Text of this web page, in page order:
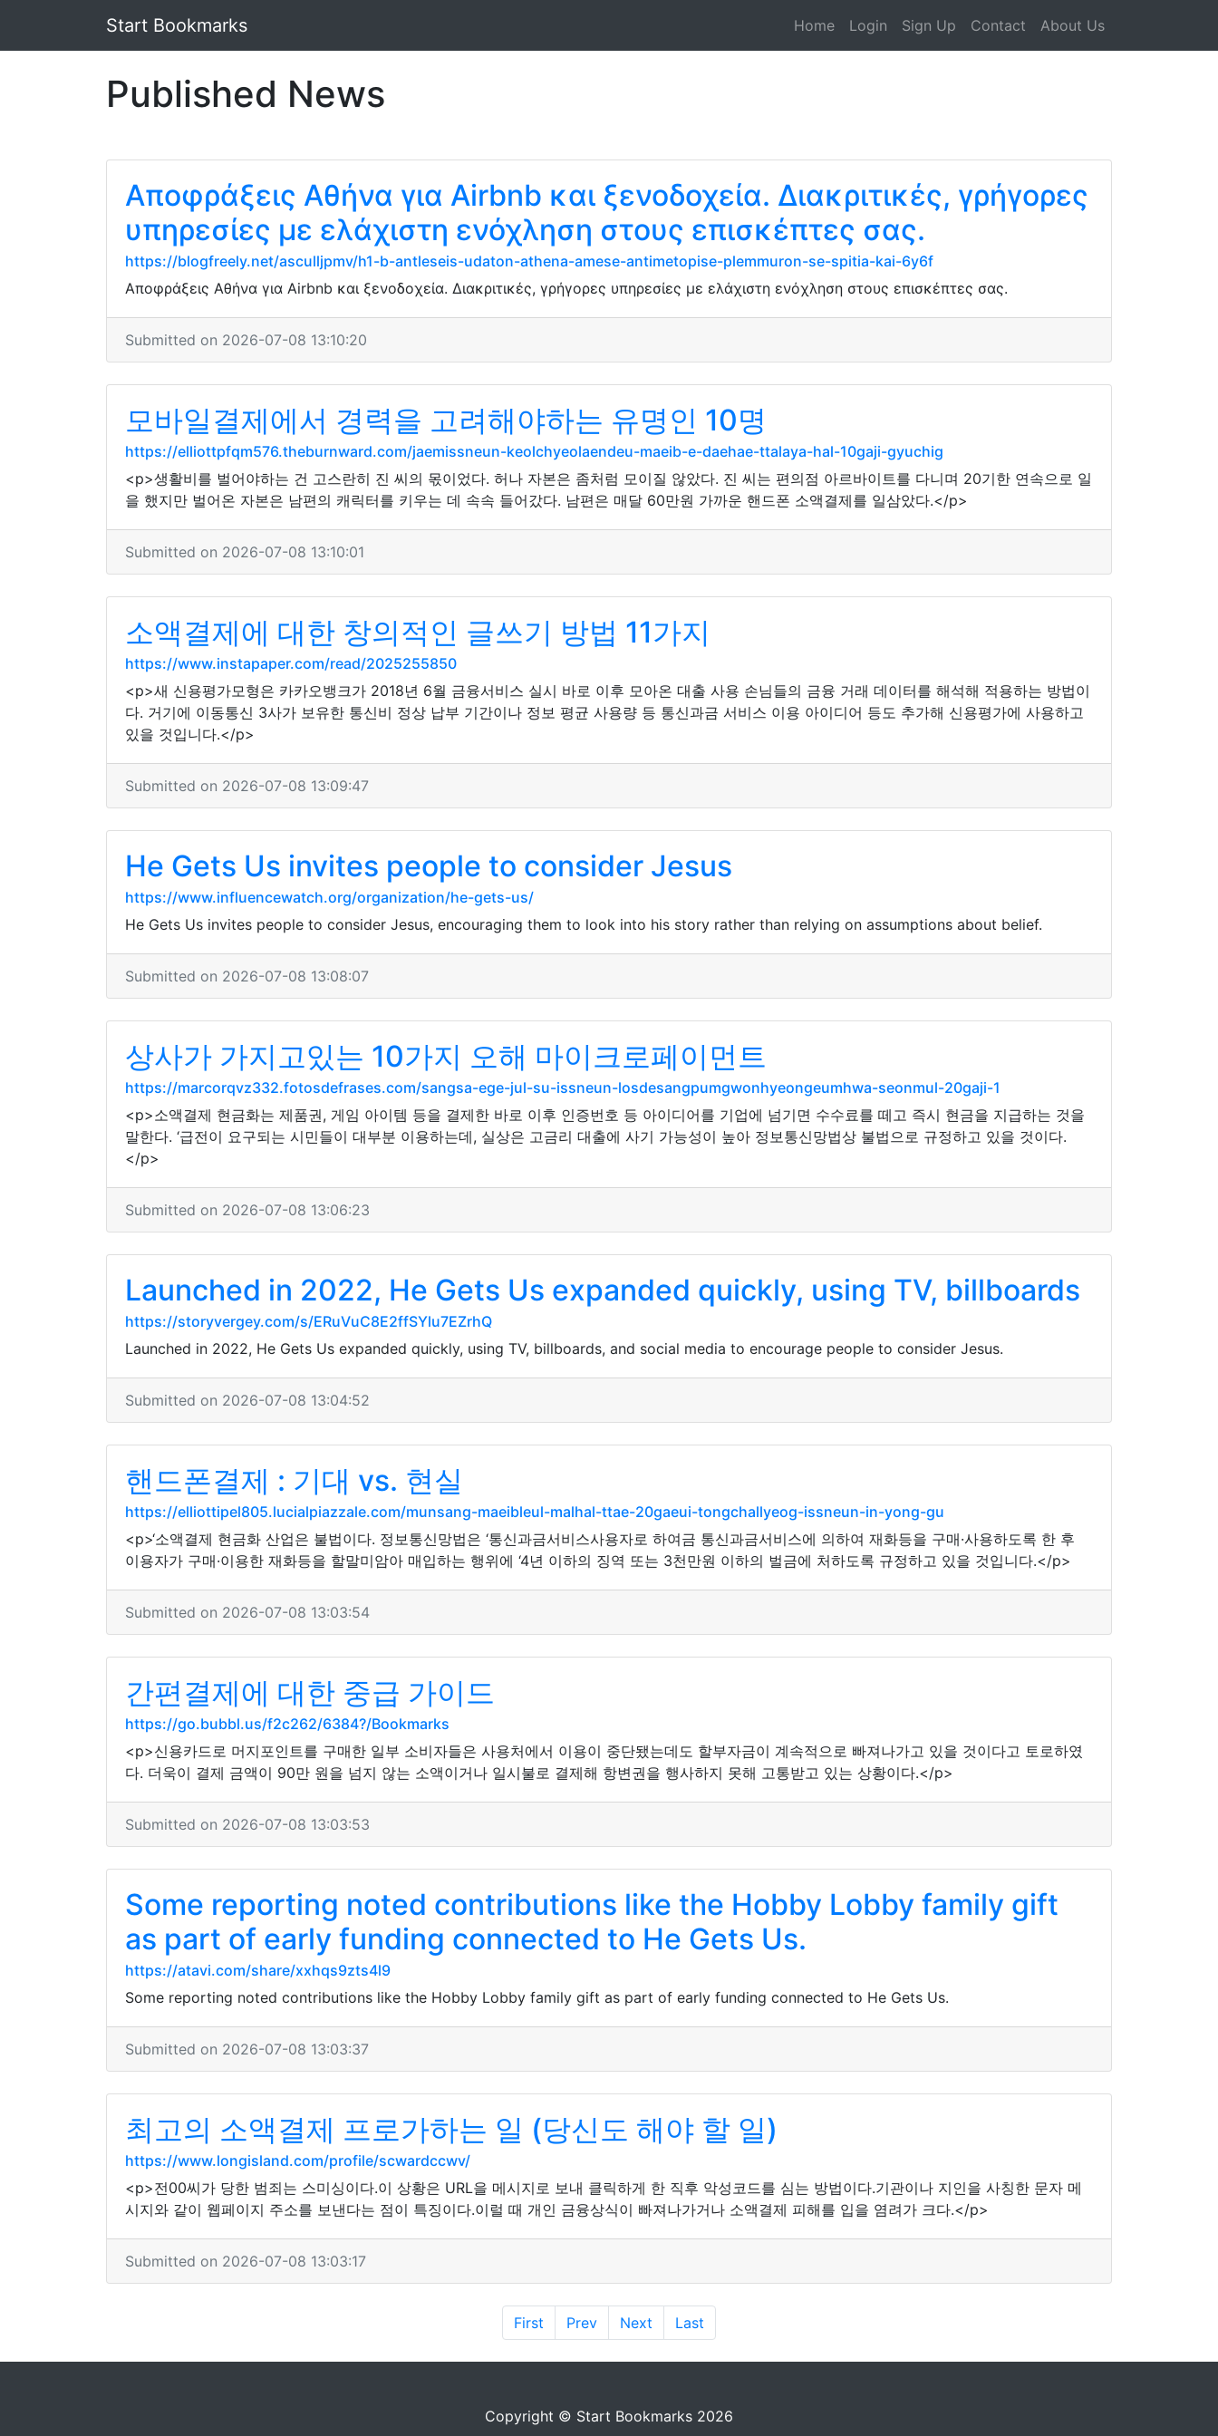
Start Bookmarks Home Login Sign Up Contact About Us
Published News
Αποφράξεις Αθήνα για Airbnb και ξενοδοχεία. Διακριτικές, γρήγορες
υπηρεσίες με ελάχιστη ενόχληση στους επισκέπτες σας.
https://blogfreely.net/asculljpmv/h1-b-antleseis-udaton-athena-amese-antimetopise-plemmuron-se-spitia-kai-6y6f
Αποφράξεις Αθήνα για Airbnb και ξενοδοχεία. Διακριτικές, γρήγορες υπηρεσίες με ελάχιστη ενόχληση στους επισκέπτες σας.
Submitted on 2026-07-08 13:10:20
모바일결제에서 경력을 고려해야하는 유명인 10명
https://elliottpfqm576.theburnward.com/jaemissneun-keolchyeolaendeu-maeib-e-daehae-ttalaya-hal-10gaji-gyuchig
<p>생활비를 벌어야하는 건 고스란히 진 씨의 몫이었다. 허나 자본은 좀처럼 모이질 않았다. 진 씨는 편의점 아르바이트를 다니며 20기한 연속으로 일
을 했지만 벌어온 자본은 남편의 캐릭터를 키우는 데 속속 들어갔다. 남편은 매달 60만원 가까운 핸드폰 소액결제를 일삼았다.</p>
Submitted on 2026-07-08 13:10:01
소액결제에 대한 창의적인 글쓰기 방법 11가지
https://www.instapaper.com/read/2025255850
<p>새 신용평가모형은 카카오뱅크가 2018년 6월 금융서비스 실시 바로 이후 모아온 대출 사용 손님들의 금융 거래 데이터를 해석해 적용하는 방법이
다. 거기에 이동통신 3사가 보유한 통신비 정상 납부 기간이나 정보 평균 사용량 등 통신과금 서비스 이용 아이디어 등도 추가해 신용평가에 사용하고
있을 것입니다.</p>
Submitted on 2026-07-08 13:09:47
He Gets Us invites people to consider Jesus
https://www.influencewatch.org/organization/he-gets-us/
He Gets Us invites people to consider Jesus, encouraging them to look into his story rather than relying on assumptions about belief.
Submitted on 2026-07-08 13:08:07
상사가 가지고있는 10가지 오해 마이크로페이먼트
https://marcorqvz332.fotosdefrases.com/sangsa-ege-jul-su-issneun-losdesangpumgwonhyeongeumhwa-seonmul-20gaji-1
<p>소액결제 현금화는 제품권, 게임 아이템 등을 결제한 바로 이후 인증번호 등 아이디어를 기업에 넘기면 수수료를 떼고 즉시 현금을 지급하는 것을
말한다. ‘급전이 요구되는 시민들이 대부분 이용하는데, 실상은 고금리 대출에 사기 가능성이 높아 정보통신망법상 불법으로 규정하고 있을 것이다.
</p>
Submitted on 2026-07-08 13:06:23
Launched in 2022, He Gets Us expanded quickly, using TV, billboards
https://storyvergey.com/s/ERuVuC8E2ffSYlu7EZrhQ
Launched in 2022, He Gets Us expanded quickly, using TV, billboards, and social media to encourage people to consider Jesus.
Submitted on 2026-07-08 13:04:52
핸드폰결제 : 기대 vs. 현실
https://elliottipel805.lucialpiazzale.com/munsang-maeibleul-malhal-ttae-20gaeui-tongchallyeog-issneun-in-yong-gu
<p>‘소액결제 현금화 산업은 불법이다. 정보통신망법은 ‘통신과금서비스사용자로 하여금 통신과금서비스에 의하여 재화등을 구매·사용하도록 한 후
이용자가 구매·이용한 재화등을 할말미암아 매입하는 행위에 ‘4년 이하의 징역 또는 3천만원 이하의 벌금에 처하도록 규정하고 있을 것입니다.</p>
Submitted on 2026-07-08 13:03:54
간편결제에 대한 중급 가이드
https://go.bubbl.us/f2c262/6384?/Bookmarks
<p>신용카드로 머지포인트를 구매한 일부 소비자들은 사용처에서 이용이 중단됐는데도 할부자금이 계속적으로 빠져나가고 있을 것이다고 토로하였
다. 더욱이 결제 금액이 90만 원을 넘지 않는 소액이거나 일시불로 결제해 항변권을 행사하지 못해 고통받고 있는 상황이다.</p>
Submitted on 2026-07-08 13:03:53
Some reporting noted contributions like the Hobby Lobby family gift
as part of early funding connected to He Gets Us.
https://atavi.com/share/xxhqs9zts4l9
Some reporting noted contributions like the Hobby Lobby family gift as part of early funding connected to He Gets Us.
Submitted on 2026-07-08 13:03:37
최고의 소액결제 프로가하는 일 (당신도 해야 할 일)
https://www.longisland.com/profile/scwardccwv/
<p>전00씨가 당한 범죄는 스미싱이다.이 상황은 URL을 메시지로 보내 클릭하게 한 직후 악성코드를 심는 방법이다.기관이나 지인을 사칭한 문자 메
시지와 같이 웹페이지 주소를 보낸다는 점이 특징이다.이럴 때 개인 금융상식이 빠져나가거나 소액결제 피해를 입을 염려가 크다.</p>
Submitted on 2026-07-08 13:03:17
First Prev Next Last
Copyright © Start Bookmarks 2026